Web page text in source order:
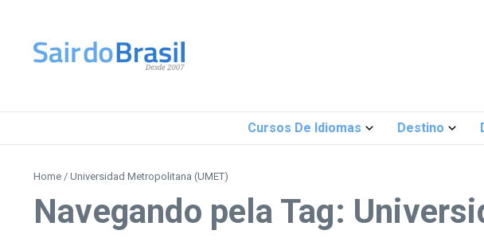
Cursos De Idiomas Destino
Home / Universidad Metropolitana (UMET)
Navegando pela Tag: